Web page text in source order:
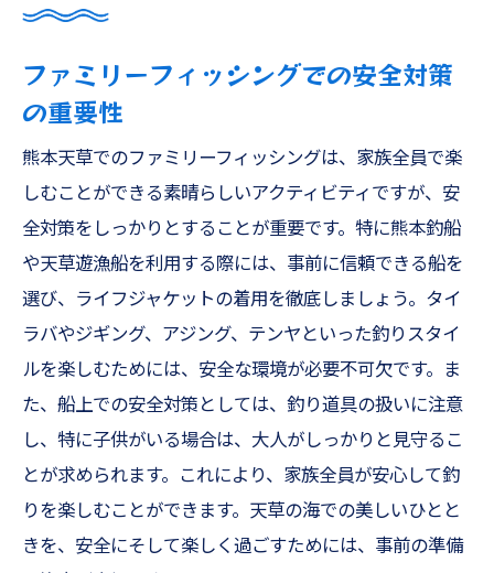
ファミリーフィッシングでの安全対策
の重要性
熊本天草でのファミリーフィッシングは、家族全員で楽
しむことができる素晴らしいアクティビティですが、安
全対策をしっかりとすることが重要です。特に熊本釣船
や天草遊漁船を利用する際には、事前に信頼できる船を
選び、ライフジャケットの着用を徹底しましょう。タイ
ラバやジギング、アジング、テンヤといった釣りスタイ
ルを楽しむためには、安全な環境が必要不可欠です。ま
た、船上での安全対策としては、釣り道具の扱いに注意
し、特に子供がいる場合は、大人がしっかりと見守るこ
とが求められます。これにより、家族全員が安心して釣
りを楽しむことができます。天草の海での美しいひとと
きを、安全にそして楽しく過ごすためには、事前の準備